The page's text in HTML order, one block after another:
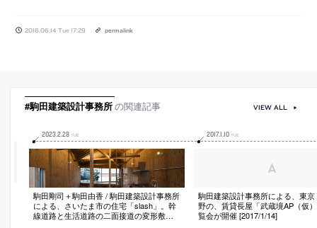
2016.06.14 Tue 17:29 permalink
#駒田建築設計事務所の関連記事
2023.2.28 TUE
駒田剛司＋駒田由香 / 駒田建築設計事務所
による、さいたま市の住宅「slash」。幹
線道路と生活道路の二面接道の変形敷
2017.1 10 TUE
駒田建築設計事務所による、東京
野の、賃貸長屋「武蔵境AP（仮
覧会が開催 [2017/1/14]
VIEW ALL